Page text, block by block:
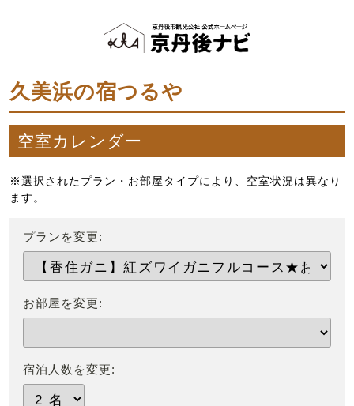
久美浜の宿つるや
空室カレンダー
※選択されたプラン・お部屋タイプにより、空室状況は異なり
ます。
プランを変更:
お部屋を変更:
宿泊人数を変更: